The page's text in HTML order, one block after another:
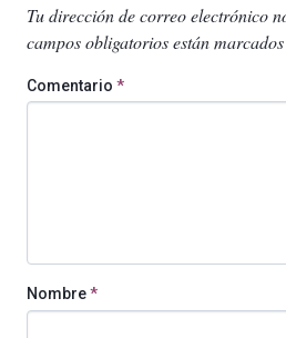
Tu dirección de correo electrónico
campos obligatorios están
Comentario *
Nombre*